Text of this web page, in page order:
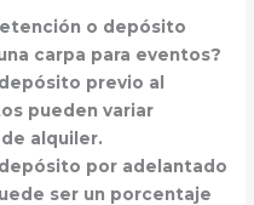
o depósito
carpa para eventos?
previo al
pueden variar
alquiler.
depósito por adelantado
ser un porcentaje